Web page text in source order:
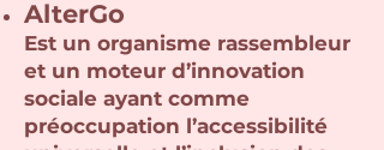
AlterGo
Est un organisme rassembleur
et un moteur d’innovation
sociale ayant comme
préoccupation l’accessibilité